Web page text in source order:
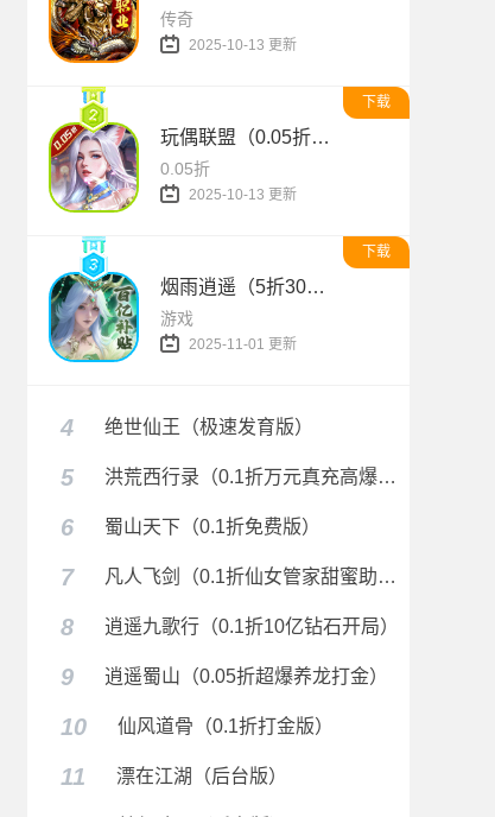
传奇
2025-10-13 更新
下载
玩偶联盟（0.05折开局领SR侍神）
0.05折
2025-10-13 更新
下载
烟雨逍遥（5折30倍返利版）
游戏
2025-11-01 更新
4 绝世仙王（极速发育版）
5 洪荒西行录（0.1折万元真充高爆版）
6 蜀山天下（0.1折免费版）
7 凡人飞剑（0.1折仙女管家甜蜜助阵）
8 逍遥九歌行（0.1折10亿钻石开局）
9 逍遥蜀山（0.05折超爆养龙打金）
10 仙风道骨（0.1折打金版）
11 漂在江湖（后台版）